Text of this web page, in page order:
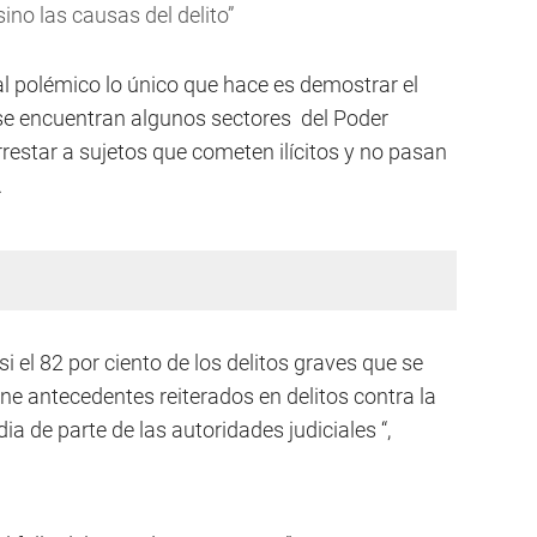
las causas del delito”
polémico lo único que hace es demostrar el
encuentran algunos sectores del Poder
a sujetos que cometen ilícitos y no pasan
el 82 por ciento de los delitos graves que se
antecedentes reiterados en delitos contra la
de parte de las autoridades judiciales “,